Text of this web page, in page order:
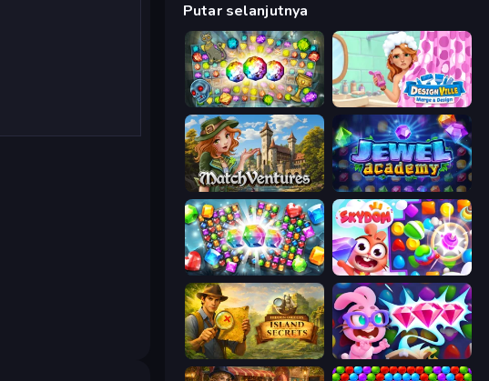
Putar selanjutnya
Forgotten Treasure 2 Designville: Merge & Design
MatchVentures Jewel Academy
Diamond Dungeon: Match 3 Skydom
Hidden Objects: Island Secrets Skydom: Reforged